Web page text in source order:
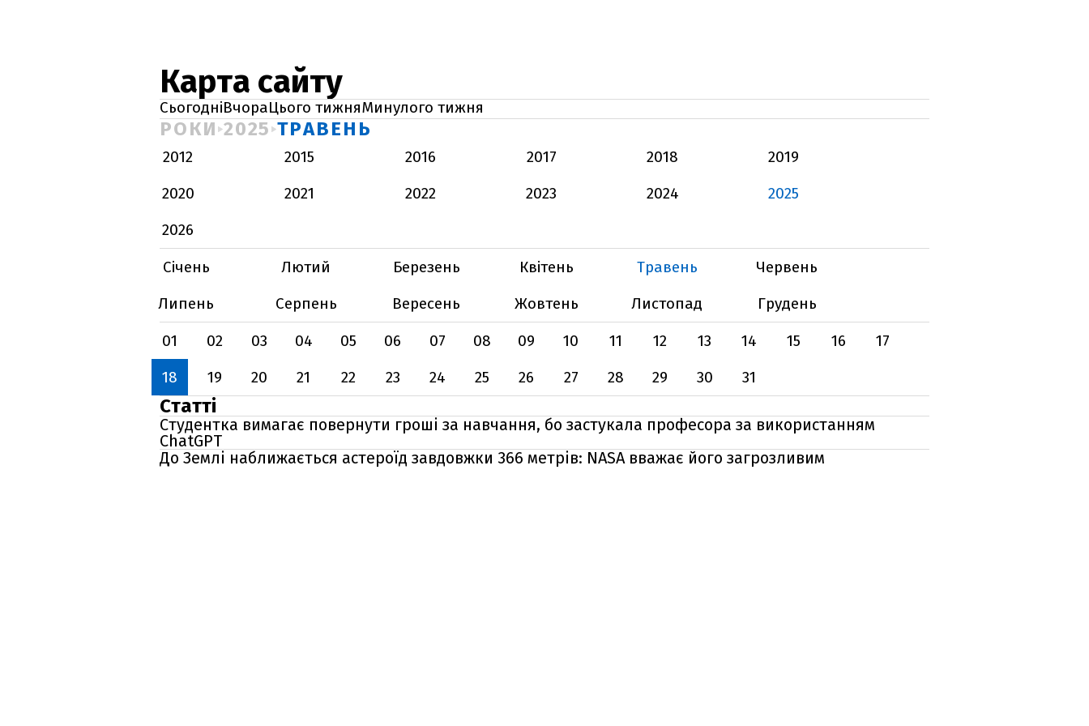
Карта сайту
СьогодніВчораЦього тижняМинулого тижня
РОКИ 2025 ТРАВЕНЬ
2012 2015 2016 2017 2018
2019
2020
2021 2022 2023 2024
2025
2026
Січень
Лютий Березень Квітень Травень
Червень
Липень
Серпень Вересень Жовтень Листопад
Грудень
01
02 03 04 05 06 07 08 09 10 11 12 13 14 15 16
17
18
19 20 21 22 23 24 25 26 27 28 29 30 31
Статті
Студентка вимагає повернути гроші за навчання, бо застукала професора за використанням
ChatGPT
До Землі наближається астероїд завдовжки 366 метрів: NASA вважає його загрозливим